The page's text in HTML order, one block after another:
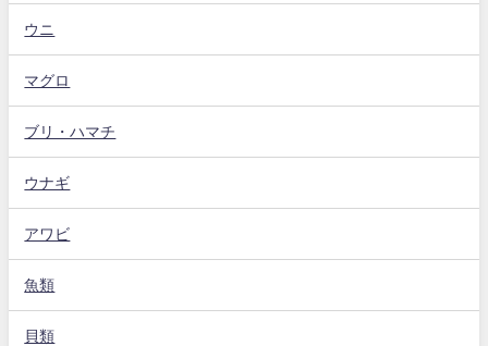
ウニ
マグロ
ブリ・ハマチ
ウナギ
アワビ
魚類
貝類